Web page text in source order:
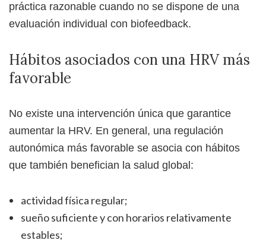
práctica razonable cuando no se dispone de una
evaluación individual con biofeedback.
Hábitos asociados con una HRV más
favorable
No existe una intervención única que garantice
aumentar la HRV. En general, una regulación
autonómica más favorable se asocia con hábitos
que también benefician la salud global:
actividad física regular;
sueño suficiente y con horarios relativamente
estables;